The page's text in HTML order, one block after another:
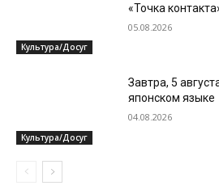
Культура/Досуг
«Точка
05.08.2026
Культура/Досуг
Завтра, 5
японском языке
04.08.2026